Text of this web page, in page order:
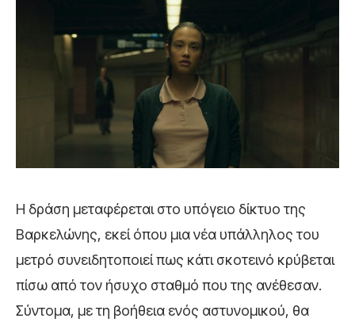
Η δράση μεταφέρεται στο υπόγειο δίκτυο της
Βαρκελώνης, εκεί όπου μια νέα υπάλληλος του
μετρό συνειδητοποιεί πως κάτι σκοτεινό κρύβεται
πίσω από τον ήσυχο σταθμό που της ανέθεσαν.
Σύντομα, με τη βοήθεια ενός αστυνομικού, θα